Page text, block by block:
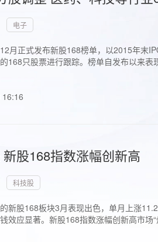
电子
月正式发布新股168榜单，以2015年末
168只股票进行跟踪。榜单自发布以来
股168指数涨幅创新高
科技股
新股168板块3月表现出色，单月上涨
效应显著。新股168指数涨幅创新高市